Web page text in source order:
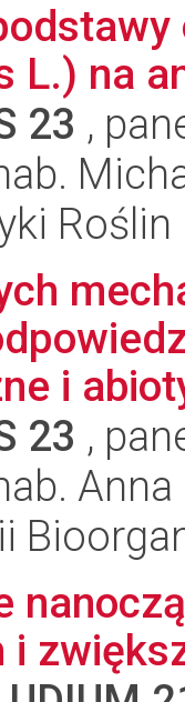
L.) na
23 ,
Roślin
i
23 ,